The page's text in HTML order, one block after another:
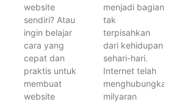
website
sendiri? Atau
ingin belajar
cara yang
cepat dan
praktis untuk
membuat
website
menjadi bagian
tak
terpisahkan
dari kehidupan
sehari-hari.
Internet telah
menghubungkan
milyaran